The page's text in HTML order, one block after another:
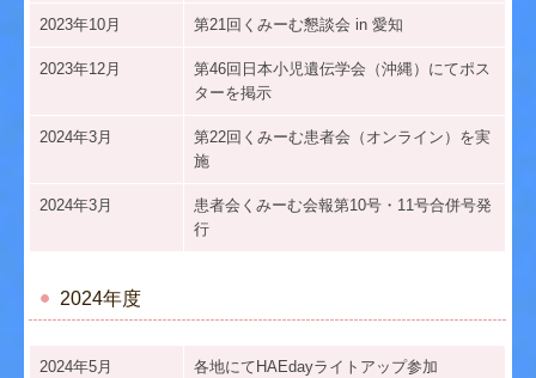
2023年10月 第21回くみーむ懇談会 in 愛知
2023年12月
第46回日本小児遺伝学会（沖縄）にてポス
ターを掲示
2024年3月
第22回くみーむ患者会（オンライン）を実
施
2024年3月
患者会くみーむ会報第10号・11号合併号発
行
2024年度
2024年5月 各地にてHAEdayライトアップ参加